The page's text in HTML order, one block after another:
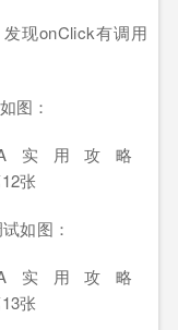
现onClick有调用
图：
如图：